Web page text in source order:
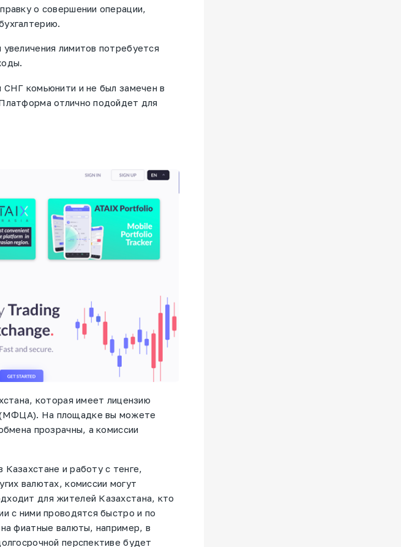
о совершении операции,
лимитов потребуется
комьюнити и не был замечен в
отлично подойдет для
которая имеет лицензию
(МФЦА). На площадке вы можете
прозрачны, а комиссии
и работу с тенге,
валютах, комиссии могут
для жителей Казахстана, кто
с ними проводятся быстро и по
фиатные валюты, например, в
перспективе будет